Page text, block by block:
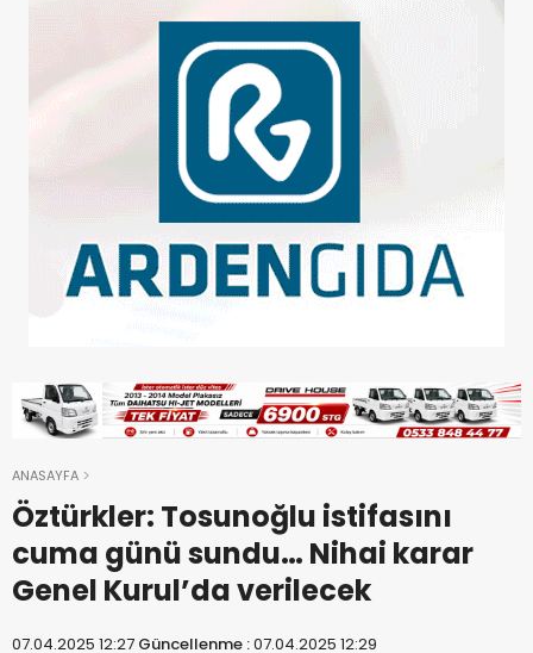
ANASAYFA
Öztürkler: Tosunoğlu istifasını
cuma günü sundu… Nihai karar
Genel Kurul’da verilecek
07.04.2025 12:27 Güncellenme :07.04.2025 12:29